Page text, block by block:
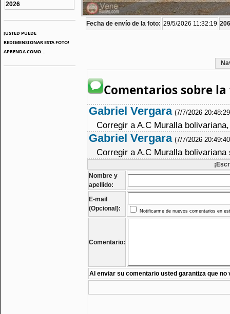
2026
¡USTED PUEDE
REDIMENSIONAR ESTA FOTO!
APRENDA COMO...
Fecha de envío de la foto: 29/5/2026 11:32:19
Comentarios sobre
Gabriel Vergara (7/7/2026
Corregir a A.C Muralla
Gabriel Vergara (7/7/2026
Corregir a A.C Muralla bolivariana
Nombre y
apellido:
E-mail
(Opcional):
Notificarme de nuevos comentarios en
Comentario:
Al enviar su comentario usted garantiza que no